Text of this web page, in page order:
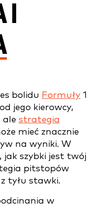
bolidu Formuły 1
jego kierowcy,
ale strategia
mieć znacznie
na wyniki. W
jak szybki jest twój
pitstopów
tyłu stawki.
w